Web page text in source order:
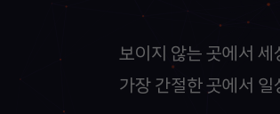
보이지 않는 곳에서 세
가장 간절한 곳에서 일